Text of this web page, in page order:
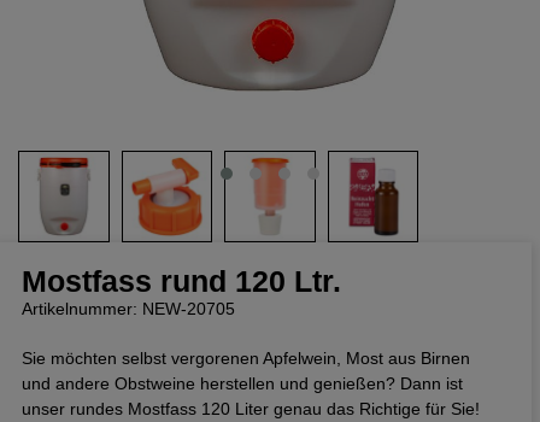
Mostfass rund 120 Ltr.
Artikelnummer: NEW-20705
Sie möchten selbst vergorenen Apfelwein, Most aus Birnen
und andere Obstweine herstellen und genießen? Dann ist
unser rundes Mostfass 120 Liter genau das Richtige für Sie!